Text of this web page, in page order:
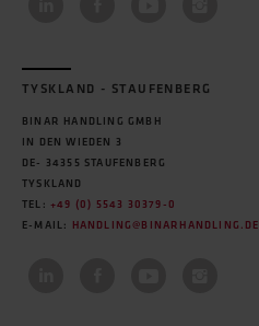
TYSKLAND - STAUFENBERG
BINAR HANDLING GMBH
IN DEN WIEDEN 3
DE- 34355 STAUFENBERG
TYSKLAND
TEL: +49 (0) 5543 30379-0
E-MAIL:
HANDLING@BINARHANDLING.DE